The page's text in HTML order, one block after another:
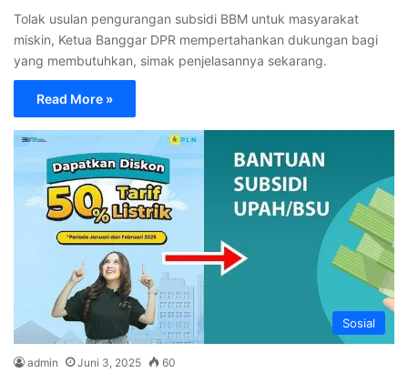
Tolak usulan pengurangan subsidi BBM untuk masyarakat
miskin, Ketua Banggar DPR mempertahankan dukungan bagi
yang membutuhkan, simak penjelasannya sekarang.
Read More »
Sosial
admin Juni 3, 2025 60